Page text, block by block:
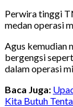
Perwira tinggi
medan operasi
Agus kemudian
bergengsi
dalam operasi
Baca Juga:
Kita Butuh